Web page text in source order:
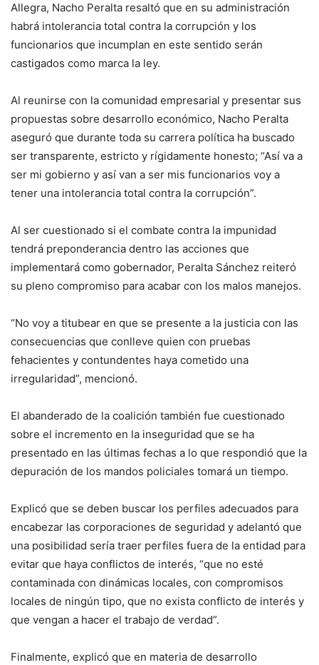
Allegra, Nacho Peralta resaltó que en su administración
habrá intolerancia total contra la corrupción y los
funcionarios que incumplan en este sentido serán
castigados como marca la ley.
Al reunirse con la comunidad empresarial y presentar sus
propuestas sobre desarrollo económico, Nacho Peralta
aseguró que durante toda su carrera política ha buscado
ser transparente, estricto y rígidamente honesto; “Así va a
ser mi gobierno y así van a ser mis funcionarios voy a
tener una intolerancia total contra la corrupción”.
Al ser cuestionado si el combate contra la impunidad
tendrá preponderancia dentro las acciones que
implementará como gobernador, Peralta Sánchez reiteró
su pleno compromiso para acabar con los malos manejos.
“No voy a titubear en que se presente a la justicia con las
consecuencias que conlleve quien con pruebas
fehacientes y contundentes haya cometido una
irregularidad”, mencionó.
El abanderado de la coalición también fue cuestionado
sobre el incremento en la inseguridad que se ha
presentado en las últimas fechas a lo que respondió que la
depuración de los mandos policiales tomará un tiempo.
Explicó que se deben buscar los perfiles adecuados para
encabezar las corporaciones de seguridad y adelantó que
una posibilidad sería traer perfiles fuera de la entidad para
evitar que haya conflictos de interés, “que no esté
contaminada con dinámicas locales, con compromisos
locales de ningún tipo, que no exista conflicto de interés y
que vengan a hacer el trabajo de verdad”.
Finalmente, explicó que en materia de desarrollo